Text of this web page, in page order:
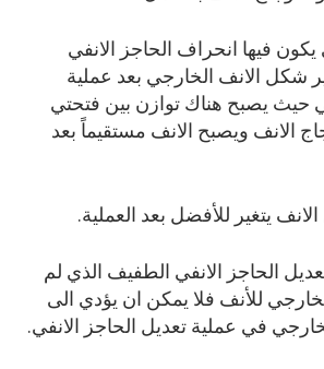
فيها انحراف الحاجز الانفي
شكل الانف الخارجي بعد عملية
حيث يصبح هناك توازن بين فتحتي
الانف ويصبح الانف مستقيماً بعد
يتغير للأفضل بعد العملية.
الحاجز الانفي الطفيف الذي لم
للأنف فلا يمكن ان يؤدي الى
في عملية تعديل الحاجز الانفي.